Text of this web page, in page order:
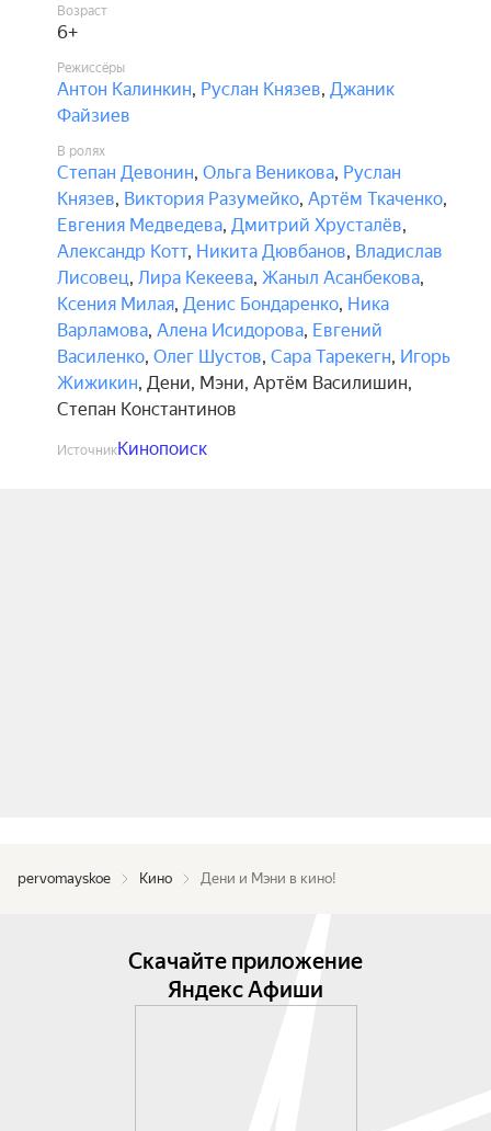
Возраст
6+
Режиссёры
Антон Калинкин, Руслан Князев, Джаник
Файзиев
В ролях
Степан Девонин, Ольга Веникова, Руслан
Князев, Виктория Разумейко, Артём Ткаченко,
Евгения Медведева, Дмитрий Хрусталёв,
Александр Котт, Никита Дювбанов, Владислав
Лисовец, Лира Кекеева, Жаныл Асанбекова,
Ксения Милая, Денис Бондаренко, Ника
Варламова, Алена Исидорова, Евгений
Василенко, Олег Шустов, Сара Тарекегн, Игорь
Жижикин, Дени, Мэни, Артём Василишин,
Степан Константинов
ИсточникКинопоиск
pervomayskoe Кино Дени и Мэни в кино!
Скачайте приложение
Яндекс Афиши